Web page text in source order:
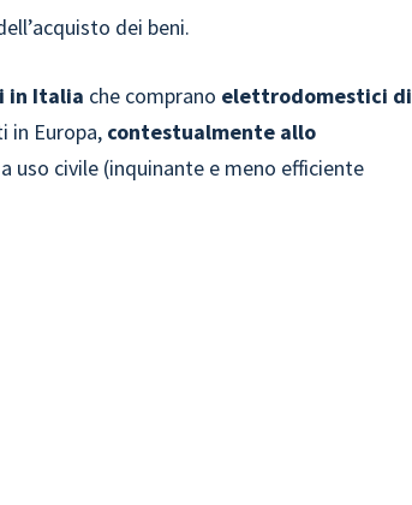
dei beni.
in Italia che comprano elettrodomestici di
in Europa, contestualmente allo
uso civile (inquinante e meno efficiente